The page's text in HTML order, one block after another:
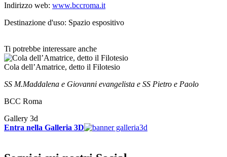
Indirizzo web: www.bccroma.it
Destinazione d'uso: Spazio espositivo
Ti potrebbe interessare anche
Cola dell’Amatrice, detto il Filotesio
SS M.Maddalena e Giovanni evangelista e SS Pietro e Paolo
BCC Roma
Gallery 3d
Entra nella Galleria 3D